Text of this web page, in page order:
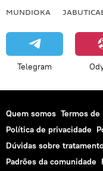
MUNDIOKA
Telegram
Quem somos Termos de
Política de privacidade
Dúvidas sobre
Padrões da comunidade